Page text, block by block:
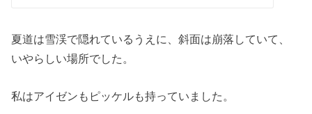
夏道は雪渓で隠れているうえに、斜面は崩落していて、
いやらしい場所でした。
私はアイゼンもピッケルも持っていました。